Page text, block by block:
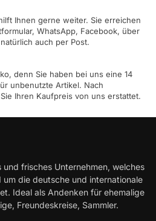
Ihnen gerne weiter. Sie erreichen
WhatsApp, Facebook, über
auch per Post.
denn Sie haben bei uns eine 14
unbenutzte Artikel. Nach
Ihren Kaufpreis von uns erstattet.
und frisches Unternehmen, welches
die deutsche und internationale
Ideal als Andenken für ehemalige
Freundeskreise, Sammler.